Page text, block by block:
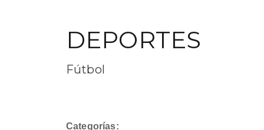
DEPORTES
Fútbol
Categorías: